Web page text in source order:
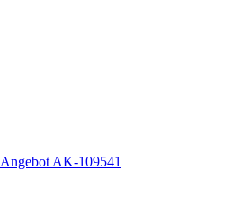
Angebot AK-109541